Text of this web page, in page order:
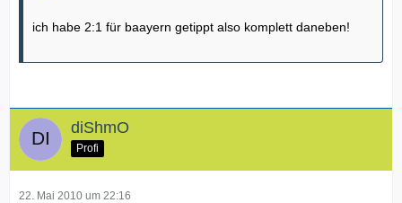
ich habe 2:1 für baayern getippt also komplett daneben!
diShmO
Profi
22. Mai 2010 um 22:16